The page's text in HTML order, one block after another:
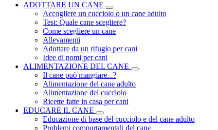
ADOTTARE UN CANE
Accogliere un cucciolo o un cane adulto
Test: Quale cane scegliere?
Come scegliere un cane
Allevamenti
Adottare da un rifugio per cani
Idee di nomi per cani
ALIMENTAZIONE DEL CANE
Il cane può mangiare...?
Alimentazione del cane adulto
Alimentazione del cucciolo
Ricette fatte in casa per cani
EDUCARE IL CANE
Educazione di base del cucciolo e del cane adulto
Problemi comportamentali del cane